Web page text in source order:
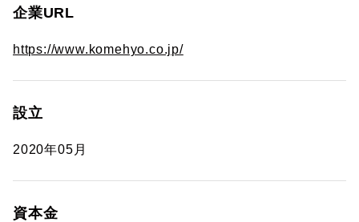
企業URL
https://www.komehyo.co.jp/
設立
2020年05月
資本金